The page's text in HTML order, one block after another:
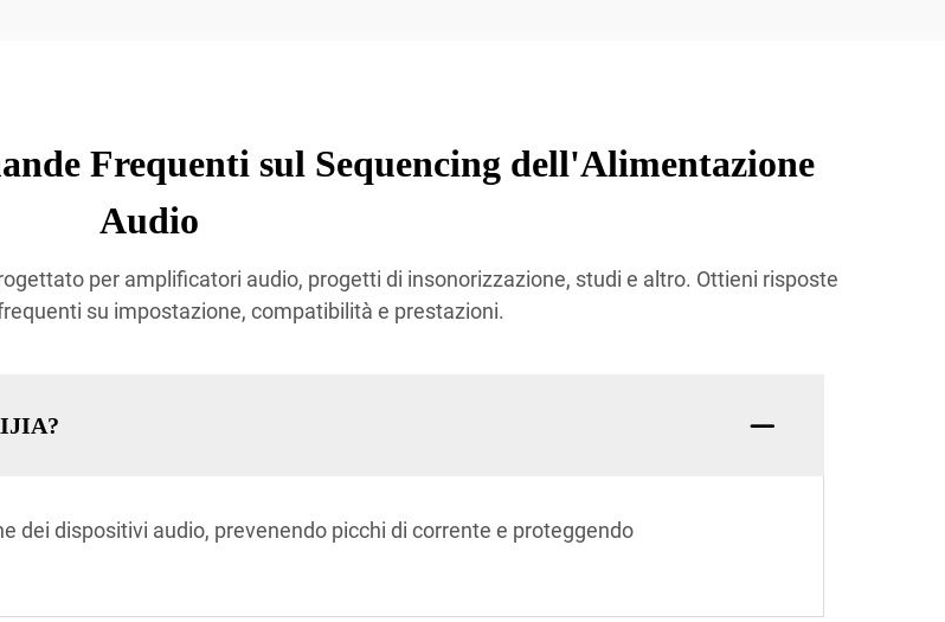
Frequenti sul Sequencing dell'Alimentazione
Audio
per amplificatori audio, progetti di insonorizzazione, studi e altro. Ottieni risposte
su impostazione, compatibilità e prestazioni.
dei dispositivi audio, prevenendo picchi di corrente e proteggendo